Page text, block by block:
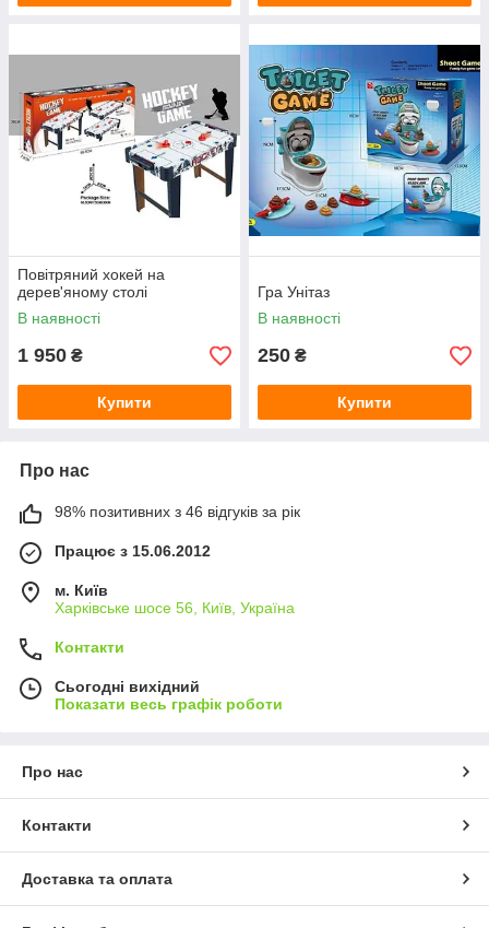
Повітряний хокей на
дерев'яному столі
В наявності
1 950 ₴
Купити
Гра Унітаз
В наявності
250 ₴
Купити
Про нас
98% позитивних з 46 відгуків за рік
Працює з 15.06.2012
м. Київ
Харківське шосе 56, Київ, Україна
Контакти
Сьогодні вихідний
Показати весь графік роботи
Про нас
Контакти
Доставка та оплата